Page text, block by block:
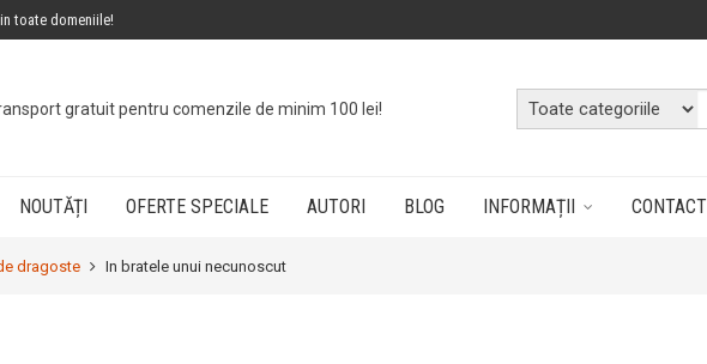
toate domeniile!
gratuit pentru comenzile de minim 100 lei!
NOUTĂȚI OFERTE SPECIALE AUTORI BLOG INFORMAȚII CONTACT
dragoste In bratele unui necunoscut